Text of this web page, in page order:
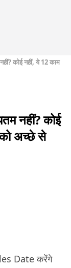
कोई नहीं, ये 12 काम
नहीं? कोई
अच्छे से
Date करेंगे